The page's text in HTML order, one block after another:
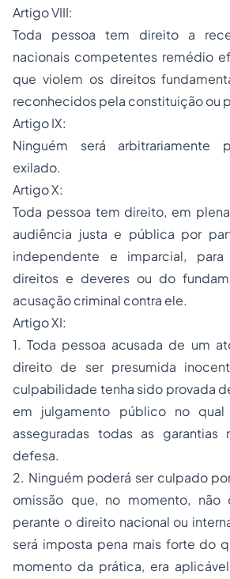
Artigo VIII:
Toda pessoa tem direito a
nacionais competentes remédio
que violem os direitos
reconhecidos pela constituição ou
Artigo IX:
Ninguém será arbitrariamente
exilado.
Artigo X:
Toda pessoa tem direito, em
audiência justa e pública por
independente e imparcial,
direitos e deveres ou do
acusação criminal contra ele.
Artigo XI:
1. Toda pessoa acusada de um
direito de ser presumida
culpabilidade tenha sido provada
em julgamento público no
asseguradas todas as garantias
defesa.
2. Ninguém poderá ser culpado
omissão que, no momento, não
perante o direito nacional ou
será imposta pena mais forte do
momento da prática, era